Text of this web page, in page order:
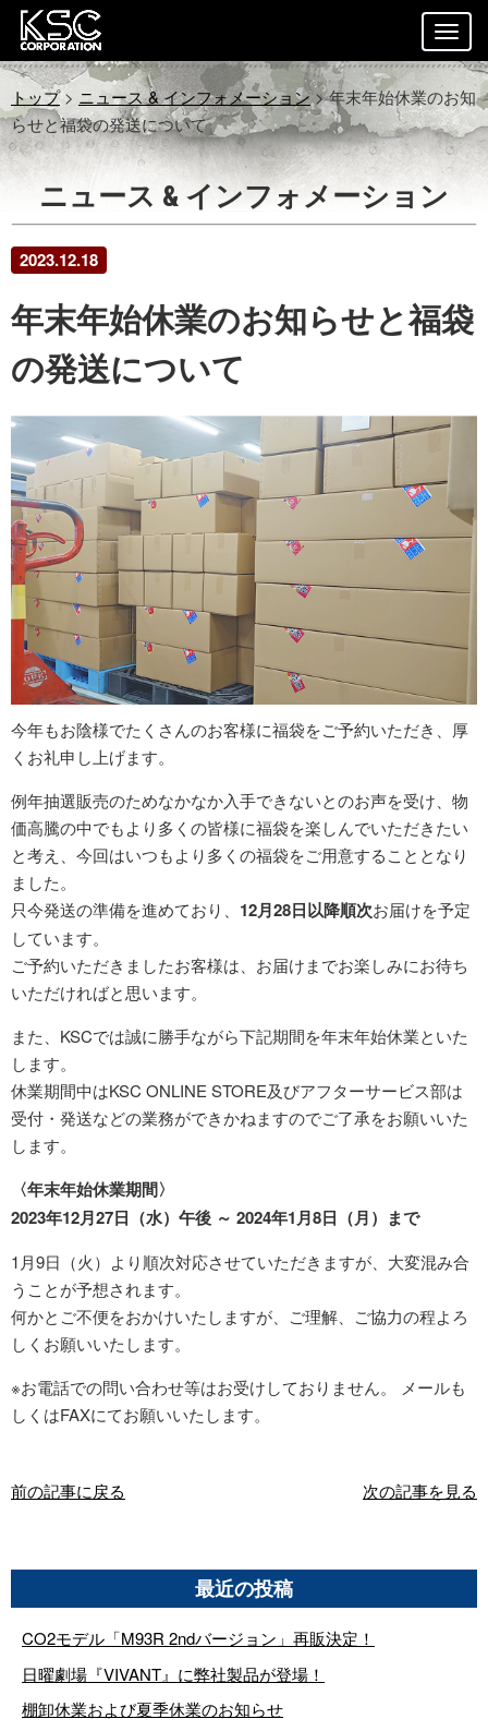
トップ> ニュース & インフォメーション> 年末年始休業のお知
らせと福袋の発送について
ニュース & インフォメーション
2023.12.18
年末年始休業のお知らせと福袋
の発送について
今年もお陰様でたくさんのお客様に福袋をご予約いただき、厚
くお礼申し上げます。
例年抽選販売のためなかなか入手できないとのお声を受け、物
価高騰の中でもより多くの皆様に福袋を楽しんでいただきたい
と考え、今回はいつもより多くの福袋をご用意することとなり
ました。
只今発送の準備を進めており、 12月28日以降順次お届けを予定
しています。
ご予約いただきましたお客様は、お届けまでお楽しみにお待ち
いただければと思います。
また、KSCでは誠に勝手ながら下記期間を年末年始休業といた
します。
休業期間中はKSC ONLINE STORE及びアフターサービス部は
受付・発送などの業務ができかねますのでご了承をお願いいた
します。
〈年末年始休業期間〉
2023年12月27日（水）午後 ～ 2024年1月8日（月）まで
1月9日（火）より順次対応させていただきますが、大変混み合
うことが予想されます。
何かとご不便をおかけいたしますが、ご理解、ご協力の程よろ
しくお願いいたします。
※お電話での問い合わせ等はお受けしておりません。 メールも
しくはFAXにてお願いいたします。
次の記事を見る
前の記事に戻る
最近の投稿
CO2モデル「M93R 2ndバージョン」再販決定！
日曜劇場『VIVANT』に弊社製品が登場！
棚卸休業および夏季休業のお知らせ